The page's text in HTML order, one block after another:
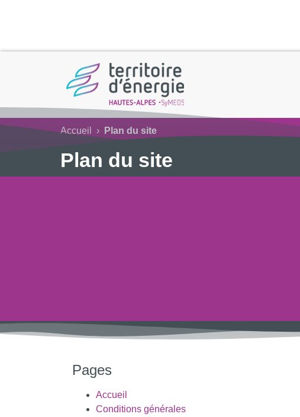
Accueil › Plan du site
Plan du site
Pages
Accueil
Conditions générales